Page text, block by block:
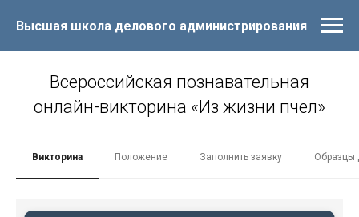
Высшая школа делового администрирования
Всероссийская познавательная
онлайн-викторина «Из жизни пчел»
Викторина Положение Заполнить заявку Образцы